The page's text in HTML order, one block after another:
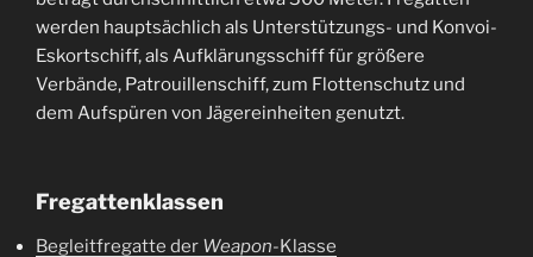
werden hauptsächlich als Unterstützungs- und Konvoi-
Eskortschiff, als Aufklärungsschiff für größere
Verbände, Patrouillenschiff, zum Flottenschutz und
dem Aufspüren von Jägereinheiten genutzt.
Fregattenklassen
Begleitfregatte der Weapon-Klasse